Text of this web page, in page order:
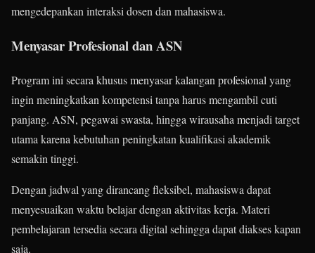
mengedepankan interaksi dosen dan mahasiswa.
Menyasar Profesional dan ASN
Program ini secara khusus menyasar kalangan profesional yang
ingin meningkatkan kompetensi tanpa harus mengambil cuti
panjang. ASN, pegawai swasta, hingga wirausaha menjadi target
utama karena kebutuhan peningkatan kualifikasi akademik
semakin tinggi.
Dengan jadwal yang dirancang fleksibel, mahasiswa dapat
menyesuaikan waktu belajar dengan aktivitas kerja. Materi
pembelajaran tersedia secara digital sehingga dapat diakses kapan
saja.